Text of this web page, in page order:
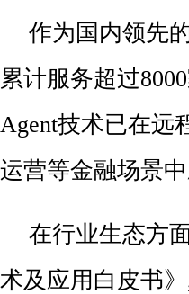
作为国内领先
累计服务超过
Agent技术已在远
运营等金融场景中
在行业生态方
术及应用白皮书